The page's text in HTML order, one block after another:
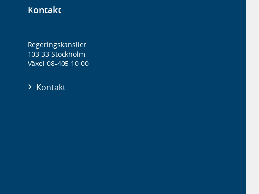
Kontakt
Regeringskansliet
103 33 Stockholm
Växel 08-405 10 00
Kontakt